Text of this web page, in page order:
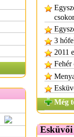
csokor
3
2011
Fehér
Még